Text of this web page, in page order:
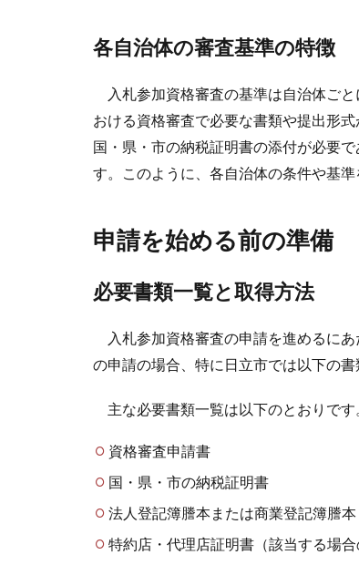
各自治体の審査基準の特徴
入札参加資格審査の基準は自治体ご
おける資格審査で必要な書類や提出形
国・県・市の納税証明書の添付が必要
す。このように、各自治体の条件や基
申請を始める前の準備
必要書類一覧と取得方法
入札参加資格審査の申請を進めるに
の申請の場合、特に日立市では以下の書
主な必要書類一覧は以下のとおりです
資格審査申請書
国・県・市の納税証明書
法人登記簿謄本または商業登記簿謄本
特約店・代理店証明書（該当する場合